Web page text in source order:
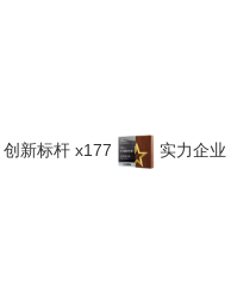
创新标杆 x177 实力企业